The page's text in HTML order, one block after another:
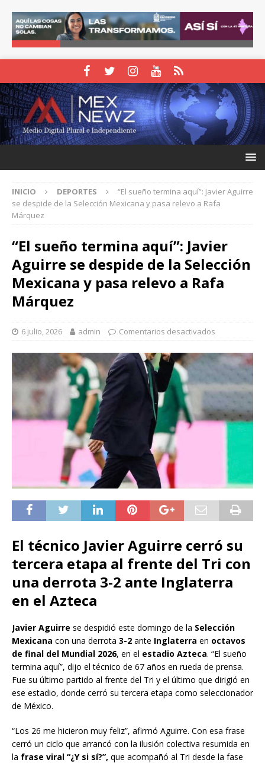
INICIO DEPORTES
“El sueño termina aquí”: Javier Aguirre
se despide de la Selección Mexicana y pasa relevo a Rafa
Márquez
“El sueño termina aquí”: Javier
Aguirre se despide de la Selección
Mexicana y pasa relevo a Rafa
Márquez
6 julio, 2026 admin Comentarios desactivados
El técnico Javier Aguirre cerró su
tercera etapa al frente del Tri con
una derrota 3-2 ante Inglaterra
en el Azteca
Javier Aguirre se despidió este domingo de la Selección
Mexicana con una derrota 3-2 ante Inglaterra en octavos
de final del Mundial 2026, en el estadio Azteca. “El sueño
termina aquí”, dijo el técnico de 67 años en rueda de prensa.
Fue su último partido al frente del Tri y el último que dirigió en
ese estadio, donde cerró su tercera etapa como seleccionador
de México.
“Los 26 me hicieron muy feliz”, afirmó Aguirre. Con esa frase
cerró un ciclo que arrancó con la ilusión colectiva resumida en
la frase viral “¿Y si sí?”, que acompañó al Tri desde la fase